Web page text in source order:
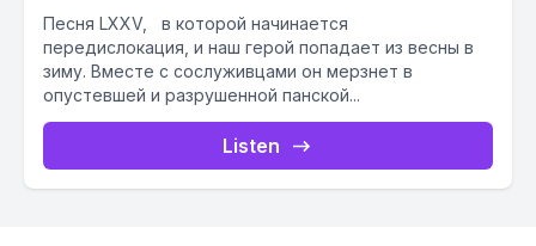
Песня LXXV, в которой начинается
передислокация, и наш герой попадает из весны в
зиму. Вместе с сослуживцами он мерзнет в
опустевшей и разрушенной панской...
Listen